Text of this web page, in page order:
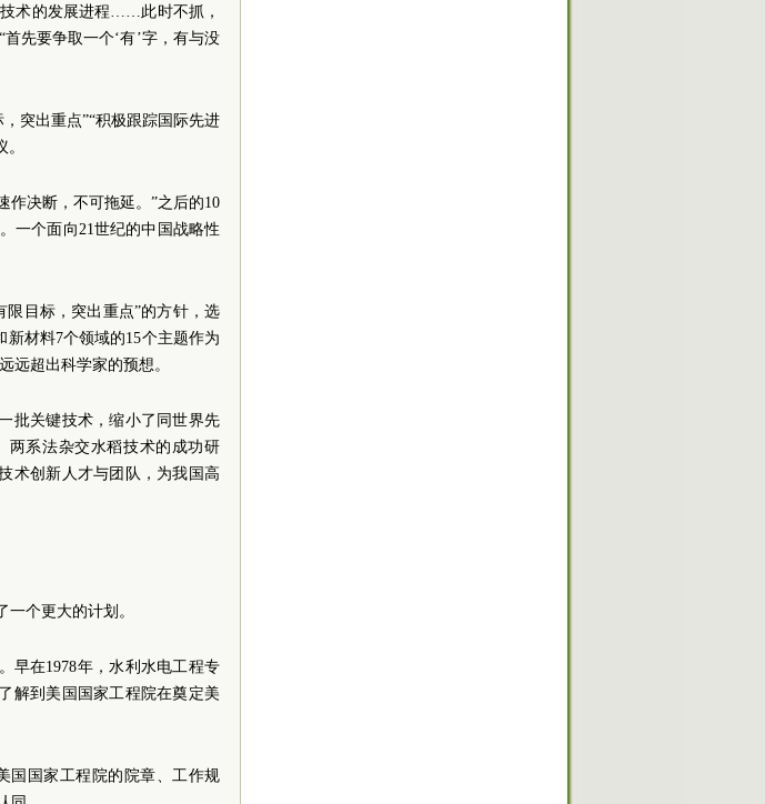
术的发展进程……此时不抓，
先要争取一个‘有’字，有与没
突出重点”“积极跟踪国际先进
决断，不可拖延。”之后的10
一个面向21世纪的中国战略性
限目标，突出重点”的方针，选
材料7个领域的15个主题作为
远超出科学家的预想。
批关键技术，缩小了同世界先
两系法杂交水稻技术的成功研
术创新人才与团队，为我国高
个更大的计划。
在1978年，水利水电工程专
解到美国国家工程院在奠定美
国国家工程院的院章、工作规